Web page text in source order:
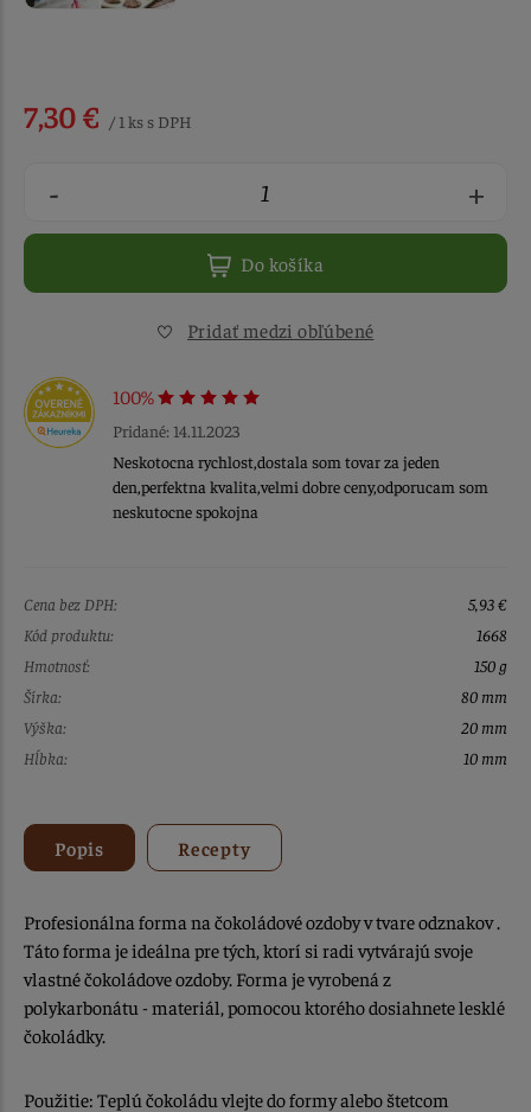
7,30 € / 1 ks s DPH
- +
Do košíka
Pridať medzi obľúbené
100%
Pridané: 14.11.2023
Neskotocna rychlost,dostala som tovar za jeden
den,perfektna kvalita,velmi dobre ceny,odporucam som
neskutocne spokojna
Cena bez DPH:
5,93 €
Kód produktu:
1668
Hmotnosť:
150 g
Šírka:
80 mm
Výška:
20 mm
Hĺbka:
10 mm
Popis Recepty
Profesionálna forma na čokoládové ozdoby v tvare odznakov .
Táto forma je ideálna pre tých, ktorí si radi vytvárajú svoje
vlastné čokoládove ozdoby. Forma je vyrobená z
polykarbonátu - materiál, pomocou ktorého dosiahnete lesklé
čokoládky.
Použitie: Teplú čokoládu vlejte do formy alebo štetcom